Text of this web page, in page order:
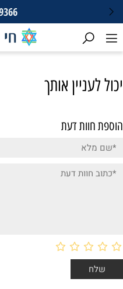
יכול לעניין אותך
הוספת חוות דעת